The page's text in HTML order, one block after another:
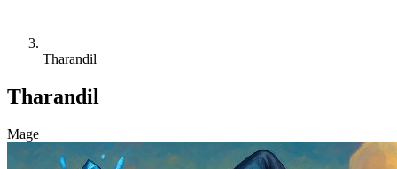
Tharandil
Tharandil
Mage